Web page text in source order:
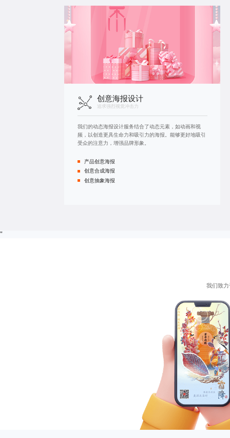
创意海报设计
追求强烈视觉冲击力
我们的动态海报设计服务结合了动态元素，如动画和视
频，以创造更具生命力和吸引力的海报。能够更好地吸引
受众的注意力，增强品牌形象。
产品创意海报
创意合成海报
创意抽象海报
"
我们致